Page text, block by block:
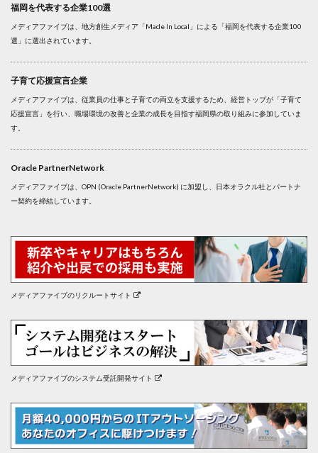
福岡を代表する企業100選
メディアファイブは、地方創生メディア「Made In Local」による「福岡を代表する企業100
選」に選出されています。
子育て応援宣言企業
メディアファイブは、従業員の仕事と子育ての両立を支援するため、経営トップが「子育て
応援宣言」を行い、職場環境の改善と企業の成長を目指す福岡県の取り組みに参加していま
す。
Oracle PartnerNetwork
メディアファイブは、OPN (Oracle PartnerNetwork) に加盟し、日本オラクル社とパートナ
ー契約を締結しています。
メディアファイブのリクルートサイト
メディアファイブのシステム受託開発サイト